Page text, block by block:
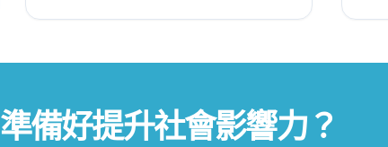
準備好提升社會影響力？